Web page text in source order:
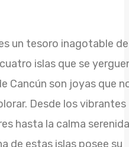
un tesoro inagotable de
islas que se
Cancún son joyas que
Desde los vibrantes
hasta la calma
de estas islas posee su